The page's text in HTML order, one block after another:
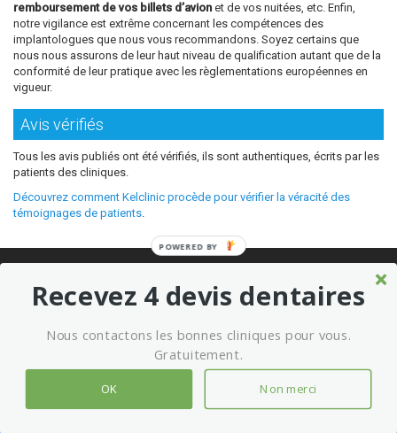
remboursement de vos billets d’avion et de vos nuitées, etc. Enfin,
notre vigilance est extrême concernant les compétences des
implantologues que nous vous recommandons. Soyez certains que
nous nous assurons de leur haut niveau de qualification autant que de la
conformité de leur pratique avec les règlementations européennes en
vigueur.
Avis vérifiés
Tous les avis publiés ont été vérifiés, ils sont authentiques, écrits par les
patients des cliniques.
Découvrez comment Kelclinic procède pour vérifier la véracité des
témoignages de patients.
Conditions générales d’utilisation Mentions légales
Recevez 4 devis dentaires
Nous contactons les bonnes cliniques pour vous.
Gratuitement.
OK Non merci
POWERED BY